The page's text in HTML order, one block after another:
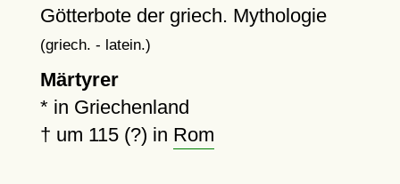
Götterbote der griech. Mythologie
(griech. - latein.)
Märtyrer
* in Griechenland
† um 115 (?) in Rom